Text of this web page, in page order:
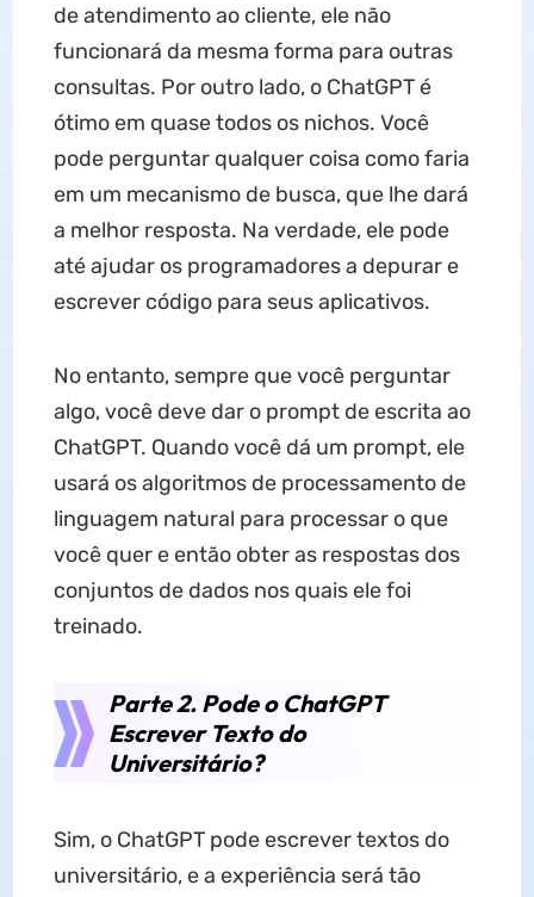
de atendimento ao cliente, ele não
funcionará da mesma forma para outras
consultas. Por outro lado, o ChatGPT é
ótimo em quase todos os nichos. Você
pode perguntar qualquer coisa como faria
em um mecanismo de busca, que lhe dará
a melhor resposta. Na verdade, ele pode
até ajudar os programadores a depurar e
escrever código para seus aplicativos.
No entanto, sempre que você perguntar
algo, você deve dar o prompt de escrita ao
ChatGPT. Quando você dá um prompt, ele
usará os algoritmos de processamento de
linguagem natural para processar o que
você quer e então obter as respostas dos
conjuntos de dados nos quais ele foi
treinado.
Parte 2. Pode o ChatGPT
Escrever Texto do
Universitário?
Sim, o ChatGPT pode escrever textos do
universitário, e a experiência será tão